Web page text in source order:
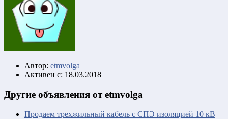
Автор: etmvolga
Активен с: 18.03.2018
Другие объявления от etmvolga
Продаем трехжильный кабель с СПЭ изоляцией 10 кВ